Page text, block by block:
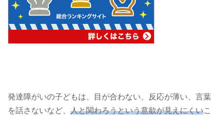
発達障がいの子どもは、目が合わない、反応が薄い、言葉
を話さないなど、 人と関わろうという意欲が見えにくいこ